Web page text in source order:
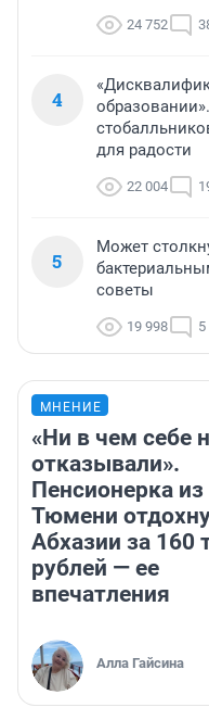
24 752
4
для радости
22 004
5
Может
советы
19 998 5
МНЕНИЕ
«Ни в чем себе
отказывали».
Пенсионерка из
Тюмени
Абхазии за 160
рублей — ее
впечатления
Алла Гайсина